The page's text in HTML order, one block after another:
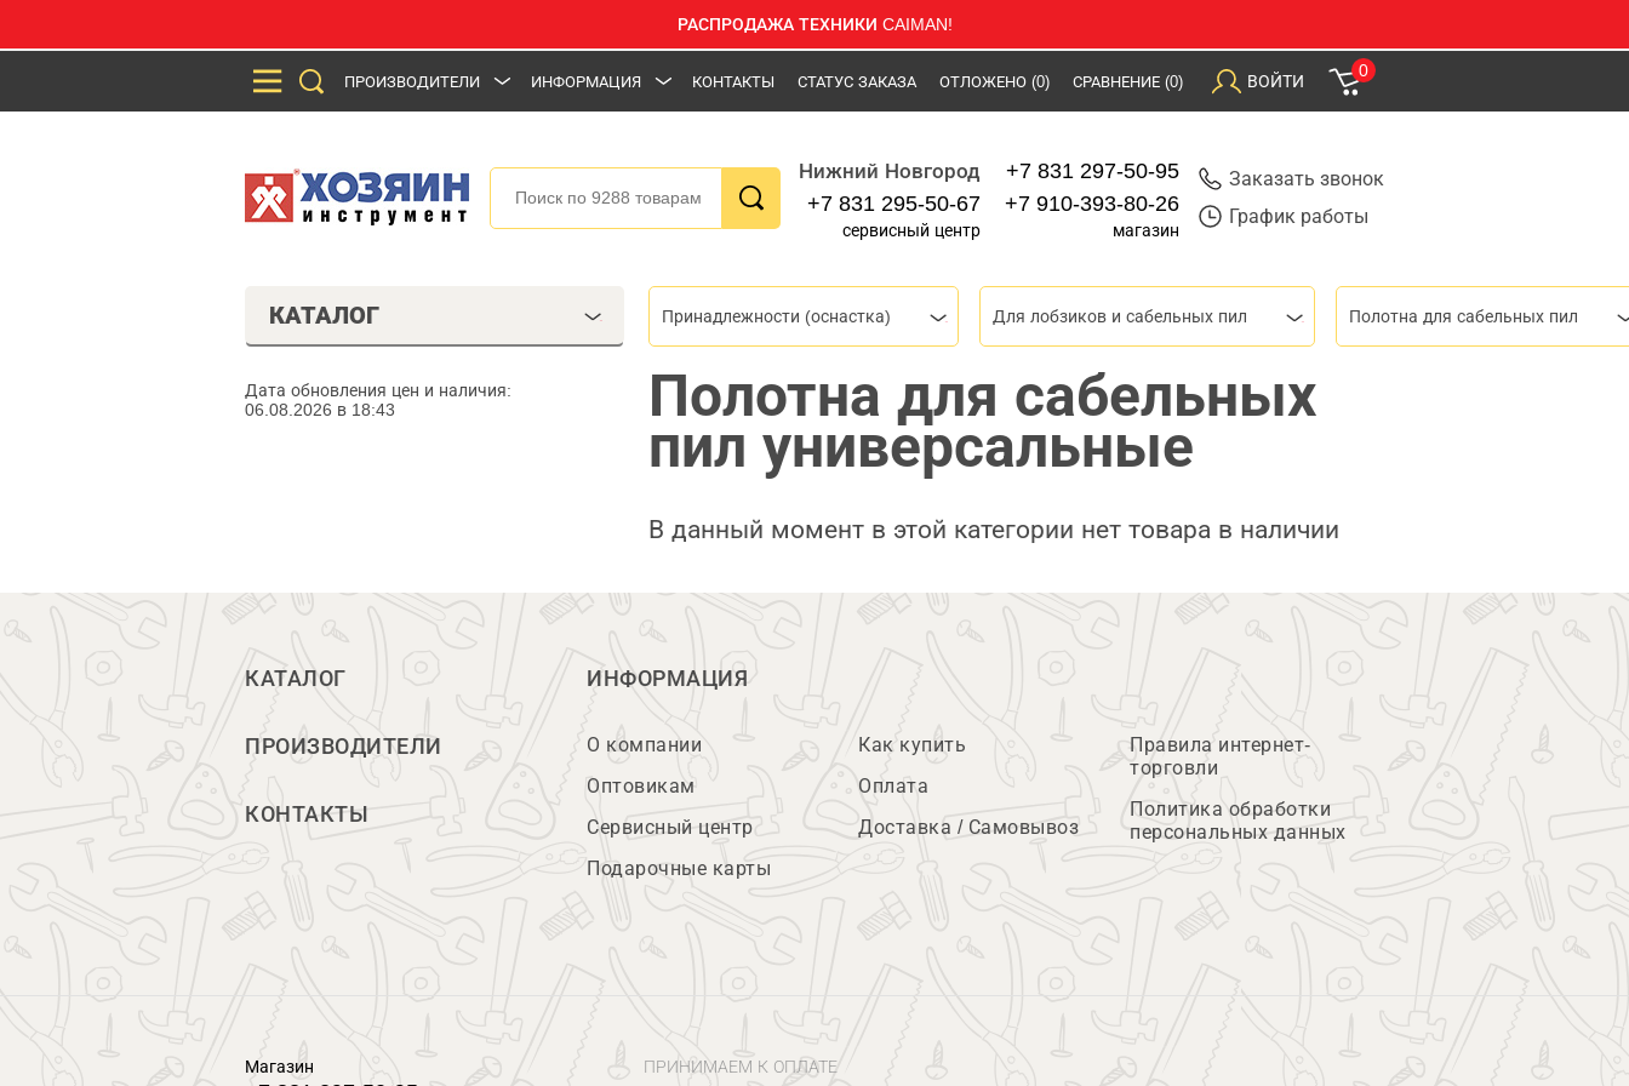
РАСПРОДАЖА ТЕХНИКИ CAIMAN!
ПРОИЗВОДИТЕЛИ ИНФОРМАЦИЯ КОНТАКТЫ СТАТУС ЗАКАЗА ОТЛОЖЕНО (0) СРАВНЕНИЕ (0) ВОЙТИ
0
Нижний Новгород
+7 831 295-50-67
сервисный центр
+7 831 297-50-95
+7 910-393-80-26
магазин
Заказать звонок
График работы
КАТАЛОГ
Дата обновления цен и наличия:
06.08.2026 в 18:43
Принадлежности (оснастка) Для лобзиков и сабельных пил Полотна для сабельных пил
Полотна для сабельных
пил универсальные
В данный момент в этой категории нет товара в наличии
КАТАЛОГ
ПРОИЗВОДИТЕЛИ
КОНТАКТЫ
ИНФОРМАЦИЯ
О компании
Оптовикам
Сервисный центр
Подарочные карты
Как купить
Оплата
Доставка / Самовывоз
Правила интернет-
торговли
Политика обработки
персональных данных
Магазин ПРИНИМАЕМ К ОПЛАТЕ